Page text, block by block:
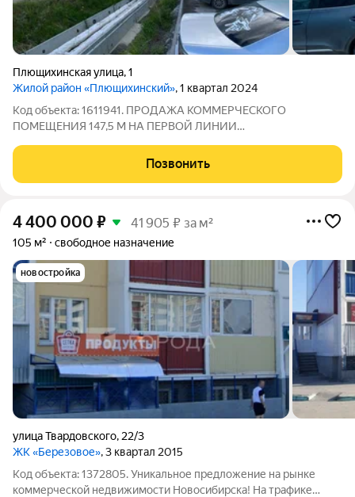
Плющихинская улица,1
Жилой район «Плющихинский», 1 квартал 2024
Код объекта: 1611941. ПРОДАЖА КОММЕРЧЕСКОГО
ПОМЕЩЕНИЯ 147,5 М НА ПЕРВОЙ ЛИНИИ
В РАССРОЧКУ ДО ГОДА! Продаётся коммерческое
помещение свободного назначения по адресу: г. Новосибирск,
Позвонить
4 400 000 ₽ 41 905 ₽ за м²
105 м² свободное назначение
новостройка
улица Твардовского, 22/3
ЖК «Березовое», 3 квартал 2015
Код объекта: 1372805. Уникальное предложение на рынке
коммерческой недвижимости Новосибирска! На трафике